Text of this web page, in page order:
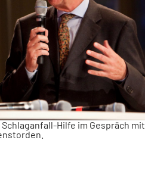
Hilfe im Gespräch mit